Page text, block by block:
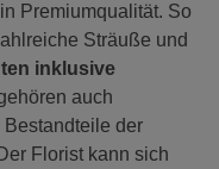
Premiumqualität. So
Sträuße und
inklusive
auch
der
Florist kann sich